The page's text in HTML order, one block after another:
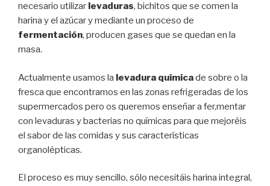
necesario utilizar levaduras, bichitos que se comen la
harina y el azúcar y mediante un proceso de
fermentación, producen gases que se quedan en la
masa.
Actualmente usamos la levadura químicade sobre o la
fresca que encontramos en las zonas refrigeradas de los
supermercados pero os queremos enseñar a fer,mentar
con levaduras y bacterias no químicas para que mejoréis
el sabor de las comidas y sus características
organolépticas.
El proceso es muy sencillo, sólo necesitáis harina integral,